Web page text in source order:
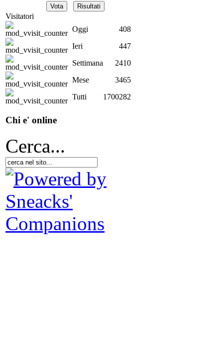
Visitatori
Oggi
408
Ieri
447
Settimana
2410
Mese
3465
Tutti
1700282
Chi e' online
Cerca...